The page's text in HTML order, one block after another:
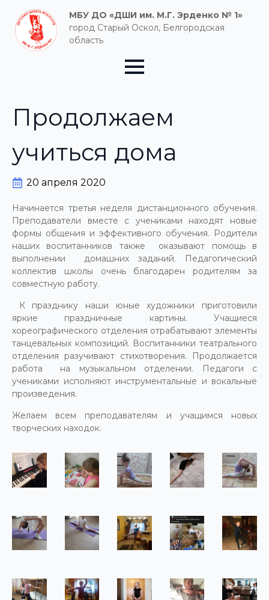
МБУ ДО «ДШИ им. М.Г. Эрденко № 1»
город Старый Оскол, Белгородская
область
Продолжаем
учиться дома
20 апреля 2020
Начинается третья неделя дистанционного обучения.
Преподаватели вместе с учениками находят новые
формы общения и эффективного обучения. Родители
наших воспитанников также оказывают помощь в
выполнении домашних заданий. Педагогический
коллектив школы очень благодарен родителям за
совместную работу.
К празднику наши юные художники приготовили
яркие праздничные картины. Учащиеся
хореографического отделения отрабатывают элементы
танцевальных композиций. Воспитанники театрального
отделения разучивают стихотворения. Продолжается
работа на музыкальном отделении. Педагоги с
учениками исполняют инструментальные и вокальные
произведения.
Желаем всем преподавателям и учащимся новых
творческих находок.